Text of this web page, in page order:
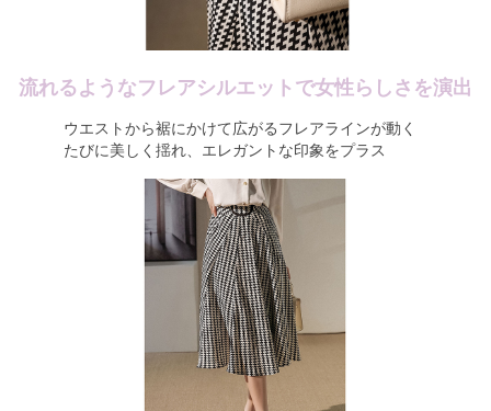
流れるようなフレアシルエットで女性らしさを演出
ウエストから裾にかけて広がるフレアラインが動く
たびに美しく揺れ、エレガントな印象をプラス